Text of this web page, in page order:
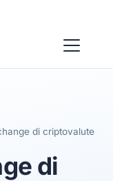
di criptovalute
di